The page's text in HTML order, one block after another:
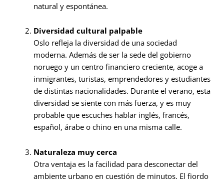
natural y espontánea.
Diversidad cultural palpable
Oslo refleja la diversidad de una sociedad
moderna. Además de ser la sede del gobierno
noruego y un centro financiero creciente, acoge a
inmigrantes, turistas, emprendedores y estudiantes
de distintas nacionalidades. Durante el verano, esta
diversidad se siente con más fuerza, y es muy
probable que escuches hablar inglés, francés,
español, árabe o chino en una misma calle.
Naturaleza muy cerca
Otra ventaja es la facilidad para desconectar del
ambiente urbano en cuestión de minutos. El fiordo